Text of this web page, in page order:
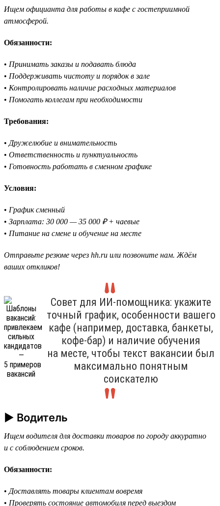
Ищем официанта для работы в кафе с гостеприимной
атмосферой.
Обязанности:
• Принимать заказы и подавать блюда
• Поддерживать чистоту и порядок в зале
• Контролировать наличие расходных материалов
• Помогать коллегам при необходимости
Требования:
• Дружелюбие и внимательность
• Ответственность и пунктуальность
• Готовность работать в сменном графике
Условия:
• График сменный
• Зарплата: 30 000 — 35 000 ₽ + чаевые
• Питание на смене и обучение на месте
Отправьте резюме через hh.ru или позвоните нам. Ждём
ваших откликов!
Совет для ИИ-помощника: укажите
точный график, особенности вашего
кафе (например, доставка, банкеты,
кофе-бар) и наличие обучения
на месте, чтобы текст вакансии был
максимально понятным
соискателю
► Водитель
Ищем водителя для доставки товаров по городу аккуратно
и с соблюдением сроков.
Обязанности:
• Доставлять товары клиентам вовремя
• Проверять состояние автомобиля перед выездом